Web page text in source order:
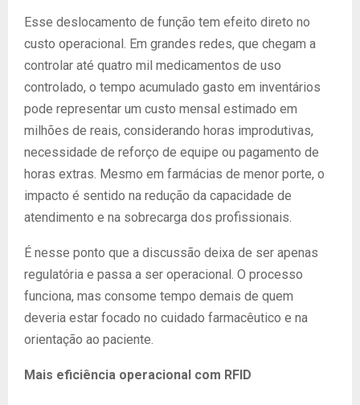
Esse deslocamento de função tem efeito direto no
custo operacional. Em grandes redes, que chegam a
controlar até quatro mil medicamentos de uso
controlado, o tempo acumulado gasto em inventários
pode representar um custo mensal estimado em
milhões de reais, considerando horas improdutivas,
necessidade de reforço de equipe ou pagamento de
horas extras. Mesmo em farmácias de menor porte, o
impacto é sentido na redução da capacidade de
atendimento e na sobrecarga dos profissionais.
É nesse ponto que a discussão deixa de ser apenas
regulatória e passa a ser operacional. O processo
funciona, mas consome tempo demais de quem
deveria estar focado no cuidado farmacêutico e na
orientação ao paciente.
Mais eficiência operacional com RFID